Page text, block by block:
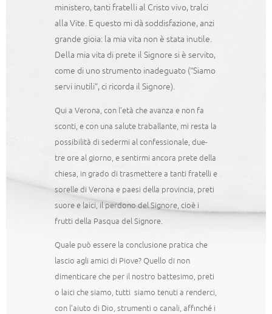
ministero, tanti fratelli al Cristo vivo, tralci
alla Vite. E questo mi dà soddisfazione, anzi
grande gioia: la mia vita non è stata inutile.
Della mia vita di prete il Signore si è servito,
come di uno strumento inadeguato (“Siamo
servi inutili”, ci ricorda il Signore).
Qui a Verona, con l’età che avanza e non fa
sconti, e con una salute traballante, mi resta la
possibilità di sedermi al confessionale, due-
tre ore al giorno, e sentirmi ancora prete della
chiesa, in grado di trasmettere a tanti fratelli e
sorelle di Verona e paesi della provincia, preti
suore e laici, il perdono del Signore, cioè i
frutti della Pasqua del Signore.
Quale può essere la conclusione pratica che
lascio agli amici di Piove? Quello di non
dimenticare che per il nostro battesimo, preti
o laici che siamo, tutti siamo tenuti a renderci,
con l’aiuto di Dio, strumenti o canali, affinché i